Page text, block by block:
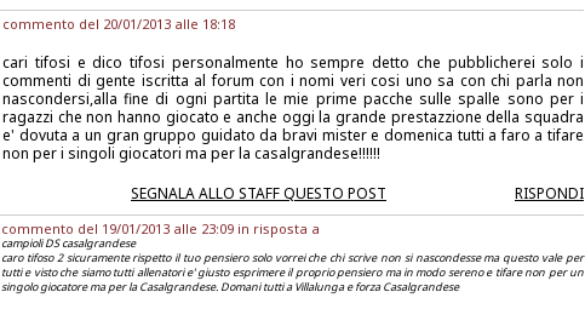
commento del 20/01/2013 alle 18:18
cari tifosi e dico tifosi personalmente ho sempre detto che pubblicherei solo i
commenti di gente iscritta al forum con i nomi veri cosi uno sa con chi parla non
nascondersi,alla fine di ogni partita le mie prime pacche sulle spalle sono per i
ragazzi che non hanno giocato e anche oggi la grande prestazzione della squadra
e' dovuta a un gran gruppo guidato da bravi mister e domenica tutti a faro a tifare
non per i singoli giocatori ma per la casalgrandese!!!!!!
SEGNALA ALLO STAFF QUESTO POST
RISPONDI
commento del 19/01/2013 alle 23:09 in risposta a
campioli DS casalgrandese
caro tifoso 2 sicuramente rispetto il tuo pensiero solo vorrei che chi scrive non si nascondesse ma questo vale per
tutti e visto che siamo tutti allenatori e' giusto esprimere il proprio pensiero ma in modo sereno e tifare non per un
singolo giocatore ma per la Casalgrandese. Domani tutti a Villalunga e forza Casalgrandese